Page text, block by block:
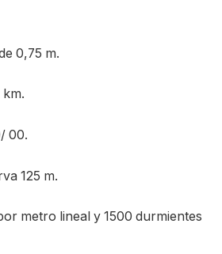
0,75 m.
km.
00.
125 m.
metro lineal y 1500 durmientes